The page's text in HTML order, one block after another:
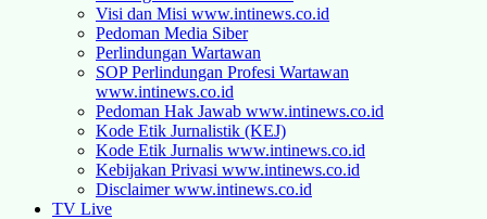
Visi dan Misi www.intinews.co.id
Pedoman Media Siber
Perlindungan Wartawan
SOP Perlindungan Profesi Wartawan
www.intinews.co.id
Pedoman Hak Jawab www.intinews.co.id
Kode Etik Jurnalistik (KEJ)
Kode Etik Jurnalis www.intinews.co.id
Kebijakan Privasi www.intinews.co.id
Disclaimer www.intinews.co.id
TV Live